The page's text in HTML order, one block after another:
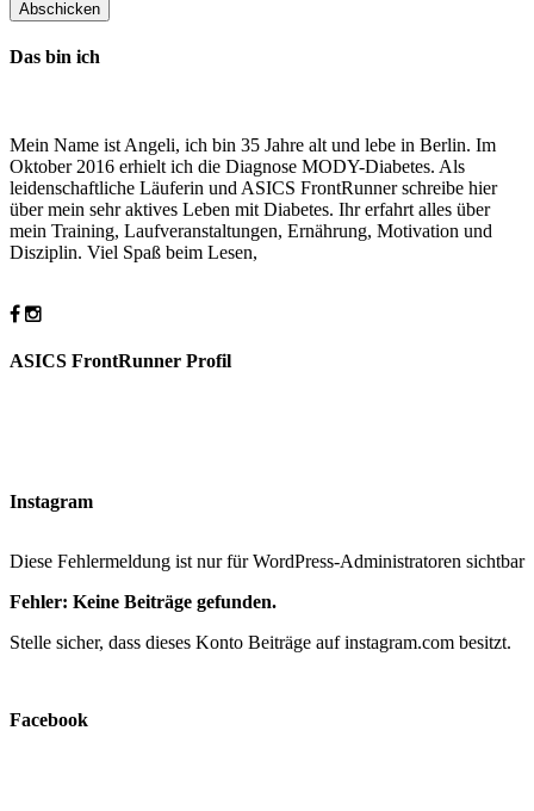
Das bin ich
Mein Name ist Angeli, ich bin 35 Jahre alt und lebe in Berlin. Im
Oktober 2016 erhielt ich die Diagnose MODY-Diabetes. Als
leidenschaftliche Läuferin und ASICS FrontRunner schreibe hier
über mein sehr aktives Leben mit Diabetes. Ihr erfahrt alles über
mein Training, Laufveranstaltungen, Ernährung, Motivation und
Disziplin. Viel Spaß beim Lesen,
ASICS FrontRunner Profil
Instagram
Diese Fehlermeldung ist nur für WordPress-Administratoren sichtbar
Fehler: Keine Beiträge gefunden.
Stelle sicher, dass dieses Konto Beiträge auf instagram.com besitzt.
Facebook